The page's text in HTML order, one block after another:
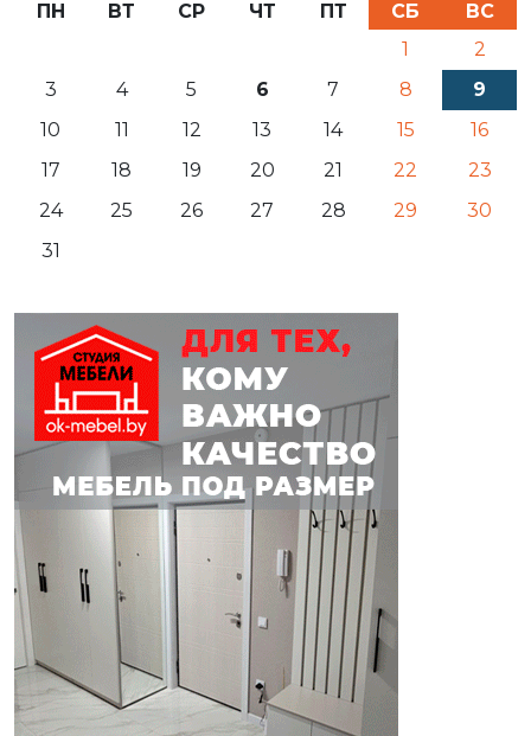
ПН ВТ СР ЧТ ПТ СБ
ВС
1
2
3
4 5 6 7 8
9
10
11 12 13 14 15
16
17
18 19 20 21 22
23
24
25 26 27 28 29
30
31